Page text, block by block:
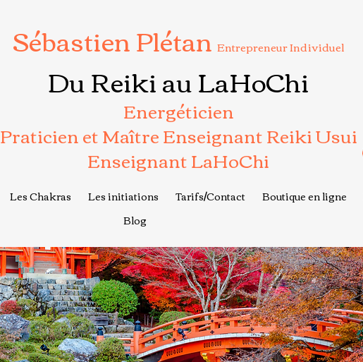
Sébastien Plétan Entrepreneur Individuel
Du Reiki au LaHoChi
Energéticien
Praticien et Maître Enseignant Reiki Usui
Enseignant LaHoChi
Les Chakras Les initiations Tarifs/Contact Boutique en ligne
Blog